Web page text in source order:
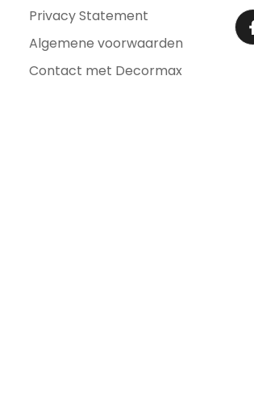
Privacy Statement
Algemene voorwaarden
Contact met Decormax